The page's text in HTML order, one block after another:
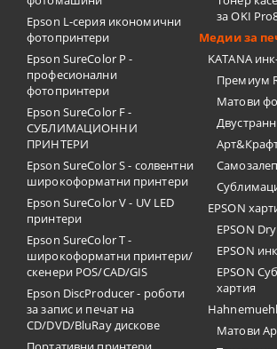
Epson L-серия икономични
фотопринтери
Epson SureColor P -
професионални
фотопринтери
Epson SureColor F -
СУБЛИМАЦИОННИ
ПРИНТЕРИ
Epson SureColor S - солвентни
широкоформатни принтери
Epson SureColor V - UV LED
принтери
Epson SureColor T -
широкоформатни принтери/
скенери POS/CAD/GIS
Epson DiscProducer - роботи
за запис и печат на
CD/DVD/BluRay дискове
за OKI
Медии за
KATANA
Премиум
Матови
EPSON
EPSON
EPSON
EPSON
хартия
Матови